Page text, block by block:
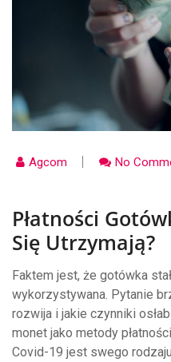
Agcom No
Płatności
Się Utrzymają?
Faktem jest, że gotówka
wykorzystywana. Pytanie
rozwija i jakie czynniki
monet jako metody
Covid-19 jest swego